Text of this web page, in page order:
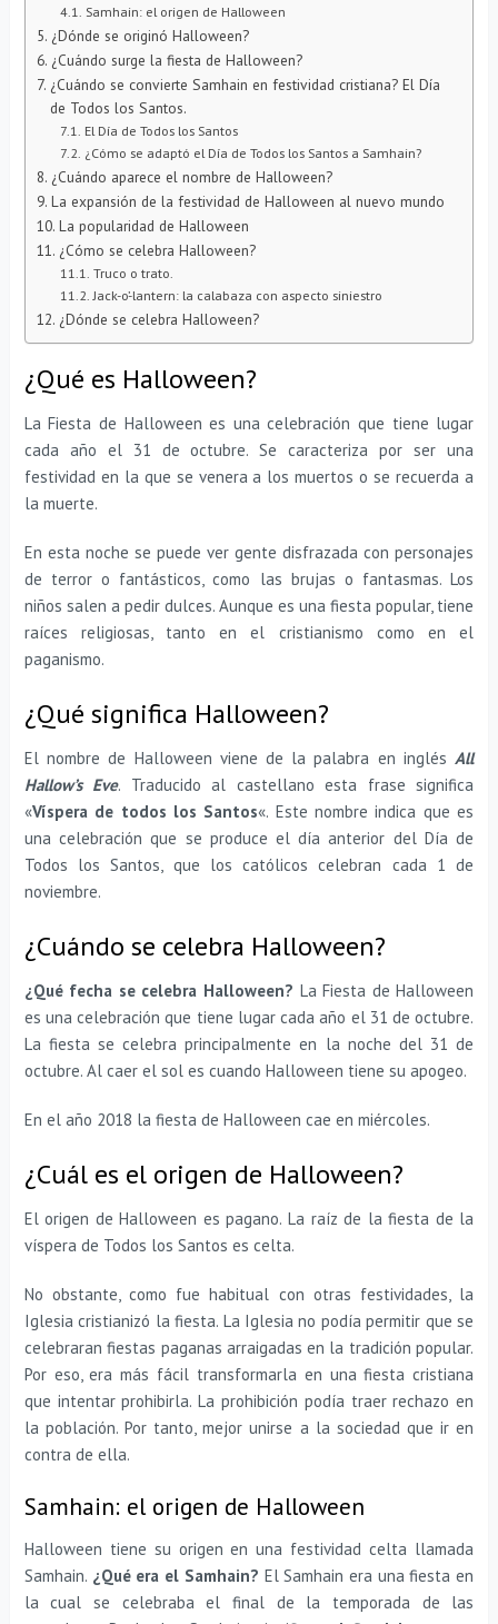
Samhain: el origen de Halloween
¿Dónde se originó Halloween?
¿Cuándo surge la fiesta de Halloween?
¿Cuándo se convierte Samhain en festividad cristiana? El Día
de Todos los Santos.
El Día de Todos los Santos
¿Cómo se adaptó el Día de Todos los Santos a Samhain?
¿Cuándo aparece el nombre de Halloween?
La expansión de la festividad de Halloween al nuevo mundo
La popularidad de Halloween
¿Cómo se celebra Halloween?
Truco o trato.
Jack-o’-lantern: la calabaza con aspecto siniestro
¿Dónde se celebra Halloween?
¿Qué es Halloween?
La Fiesta de Halloween es una celebración que tiene lugar
cada año el 31 de octubre. Se caracteriza por ser una
festividad en la que se venera a los muertos o se recuerda a
la muerte.
En esta noche se puede ver gente disfrazada con personajes
de terror o fantásticos, como las brujas o fantasmas. Los
niños salen a pedir dulces. Aunque es una fiesta popular, tiene
raíces religiosas, tanto en el cristianismo como en el
paganismo.
¿Qué significa Halloween?
El nombre de Halloween viene de la palabra en inglésAll
Hallow’s Eve. Traducido al castellano esta frase significa
«Víspera de todos los Santos«. Este nombre indica que es
una celebración que se produce el día anterior del Día de
Todos los Santos, que los católicos celebran cada 1 de
noviembre.
¿Cuándo se celebra Halloween?
¿Qué fecha se celebra Halloween? La Fiesta de Halloween
es una celebración que tiene lugar cada año el 31 de octubre.
La fiesta se celebra principalmente en la noche del 31 de
octubre. Al caer el sol es cuando Halloween tiene su apogeo.
En el año 2018 la fiesta de Halloween cae en miércoles.
¿Cuál es el origen de Halloween?
El origen de Halloween es pagano. La raíz de la fiesta de la
víspera de Todos los Santos es celta.
No obstante, como fue habitual con otras festividades, la
Iglesia cristianizó la fiesta. La Iglesia no podía permitir que se
celebraran fiestas paganas arraigadas en la tradición popular.
Por eso, era más fácil transformarla en una fiesta cristiana
que intentar prohibirla. La prohibición podía traer rechazo en
la población. Por tanto, mejor unirse a la sociedad que ir en
contra de ella.
Samhain: el origen de Halloween
Halloween tiene su origen en una festividad celta llamada
Samhain. ¿Qué era el Samhain? El Samhain era una fiesta en
la cual se celebraba el final de la temporada de las